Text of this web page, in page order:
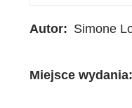
Autor Simone
Miejsce wydania